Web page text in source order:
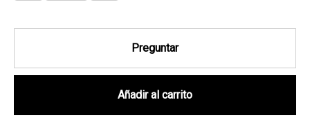
Preguntar
Añadir al carrito